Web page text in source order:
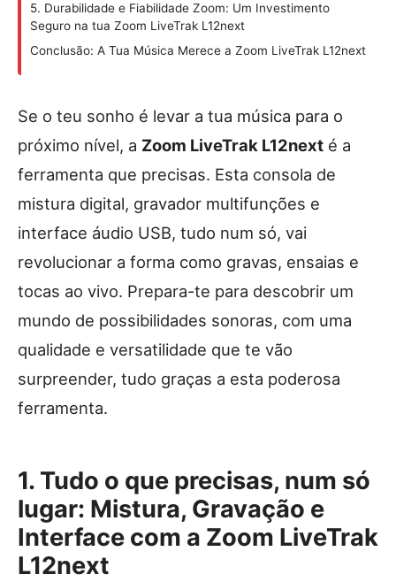
5. Durabilidade e Fiabilidade Zoom: Um Investimento
Seguro na tua Zoom LiveTrak L12next
Conclusão: A Tua Música Merece a Zoom LiveTrak L12next
Se o teu sonho é levar a tua música para o
próximo nível, a Zoom LiveTrak L12next é a
ferramenta que precisas. Esta consola de
mistura digital, gravador multifunções e
interface áudio USB, tudo num só, vai
revolucionar a forma como gravas, ensaias e
tocas ao vivo. Prepara-te para descobrir um
mundo de possibilidades sonoras, com uma
qualidade e versatilidade que te vão
surpreender, tudo graças a esta poderosa
ferramenta.
1. Tudo o que precisas, num só
lugar: Mistura, Gravação e
Interface com a Zoom LiveTrak
L12next